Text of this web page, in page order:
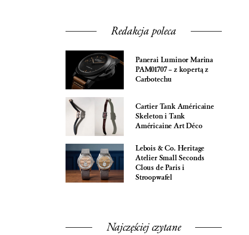
Redakcja poleca
Panerai Luminor Marina
PAM01707 – z kopertą z
Carbotechu
Cartier Tank Américaine
Skeleton i Tank
Américaine Art Déco
Lebois & Co. Heritage
Atelier Small Seconds
Clous de Paris i
Stroopwafel
Najczęściej czytane